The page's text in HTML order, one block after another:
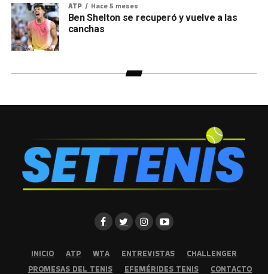
ATP Hace 5 meses
Ben Shelton se recuperó y vuelve a las
canchas
INICIO ATP WTA ENTREVISTAS
CHALLENGER
PROMESAS DEL TENIS
EFEMÉRIDES TENIS CONTACTO